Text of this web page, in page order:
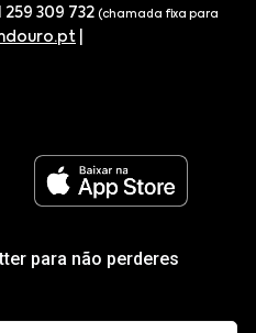
259 309 732 (chamada fixa para
para não perderes